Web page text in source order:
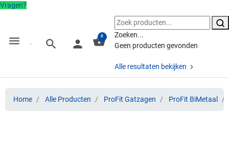
Vragen?
menu search person shopping_basket
0
Zoeken...
Geen producten gevonden
Alle resultaten bekijken
Home Alle Producten ProFit Gatzagen ProFit BiMetaal